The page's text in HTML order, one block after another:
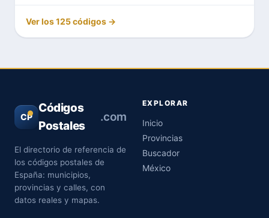
Ver los 125 códigos →
CP
Códigos
Postales
.com
El directorio de referencia de
los códigos postales de
España: municipios,
provincias y calles, con
datos reales y mapas.
EXPLORAR
Inicio
Provincias
Buscador
México